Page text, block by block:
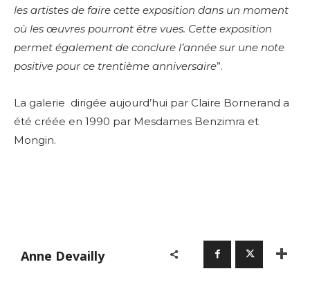
les artistes de faire cette exposition dans un moment
où les œuvres pourront être vues. Cette exposition
permet également de conclure l’année sur une note
positive pour ce trentième anniversaire”.
La galerie dirigée aujourd’hui par Claire Bornerand a
été créée en 1990 par Mesdames Benzimra et
Mongin.
Anne Devailly